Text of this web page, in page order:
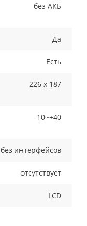
без АКБ
Да
Есть
226 x 187
-10~+40
без интерфейсов
отсутствует
LCD